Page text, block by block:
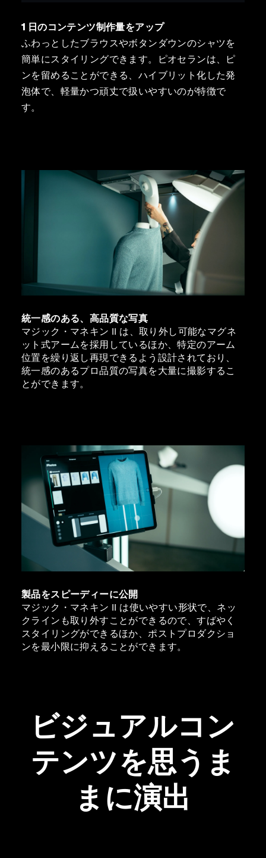
1 日のコンテンツ制作量をアップ
ふわっとしたブラウスやボタンダウンのシャツを
簡単にスタイリングできます。ピオセランは、ピ
ンを留めることができる、ハイブリット化した発
泡体で、軽量かつ頑丈で扱いやすいのが特徴で
す。
統一感のある、高品質な写真
マジック・マネキン II は、取り外し可能なマグネ
ット式アームを採用しているほか、特定のアーム
位置を繰り返し再現できるよう設計されており、
統一感のあるプロ品質の写真を大量に撮影するこ
とができます。
製品をスピーディーに公開
マジック・マネキン II は使いやすい形状で、ネッ
クラインも取り外すことができるので、すばやく
スタイリングができるほか、ポストプロダクショ
ンを最小限に抑えることができます。
ビジュアルコン
テンツを思うま
まに演出